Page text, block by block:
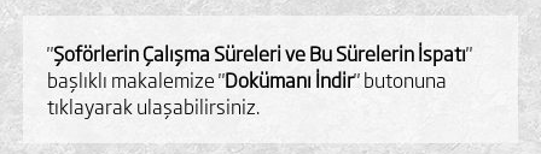
"Şoförlerin Çalışma Süreleri ve Bu Sürelerin İspatı"
başlıklı makalemize "Dokümanı İndir" butonuna
tıklayarak ulaşabilirsiniz.